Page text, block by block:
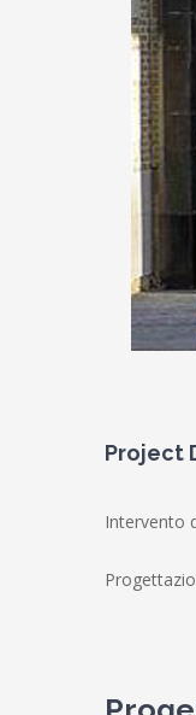
Project
Intervento